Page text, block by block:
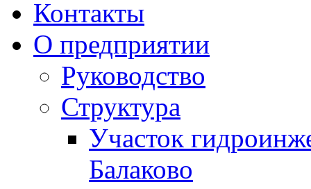
Контакты
О предприятии
Руководство
Структура
Участок
Балаково